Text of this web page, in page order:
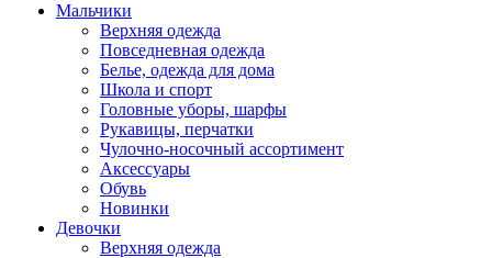
Мальчики
Верхняя одежда
Повседневная одежда
Белье, одежда для дома
Школа и спорт
Головные уборы, шарфы
Рукавицы, перчатки
Чулочно-носочный ассортимент
Аксессуары
Обувь
Новинки
Девочки
Верхняя одежда